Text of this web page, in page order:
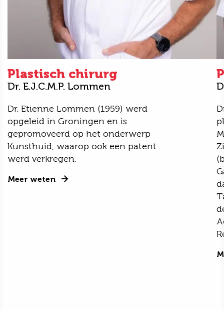
Plastisch chirurg
Dr. E.J.C.M.P. Lommen
Dr. Etienne Lommen (1959) werd
opgeleid in Groningen en is
gepromoveerd op het onderwerp
Kunsthuid, waarop ook een patent
werd verkregen.
Meer weten